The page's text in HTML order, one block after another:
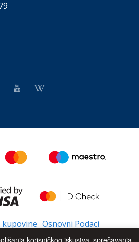
kupovine Osnovni Podaci
korisničkog iskustva, sprečavanja